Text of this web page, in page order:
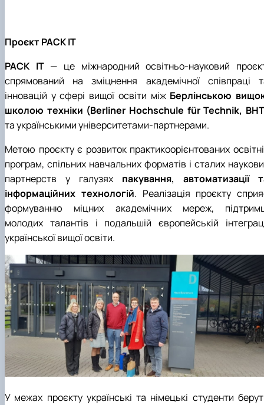
Проєкт PACK IT
PACK IT— це міжнародний освітньо-науковий
спрямований на зміцнення академічної співпраці
інновацій у сфері вищої освіти між Берлінською
школою техніки (Berliner Hochschule für Technik,
та українськими університетами-партнерами.
Метою проєкту є розвиток практикоорієнтованих
програм, спільних навчальних форматів і сталих
партнерств у галузях пакування, автоматизації
інформаційних технологій. Реалізація проєкту
формуванню міцних академічних мереж,
молодих талантів і подальшій європейській
української вищої освіти.
У межах проєкту українські та німецькі студенти